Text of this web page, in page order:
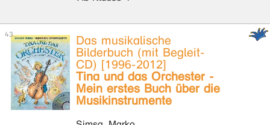
Das musikalische
Bilderbuch (mit Begleit-
CD) [1996-2012]
Tina und das Orchester -
Mein erstes Buch über die
Musikinstrumente